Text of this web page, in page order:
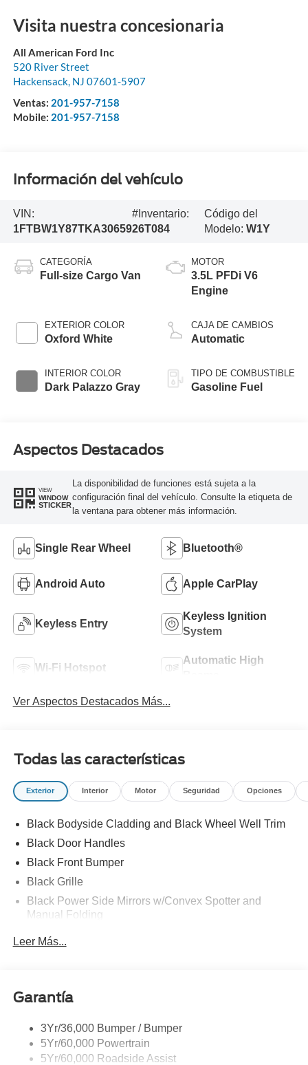
Visita nuestra concesionaria
All American Ford Inc
520 River Street
Hackensack, NJ 07601-5907
Ventas: 201-957-7158
Mobile: 201-957-7158
Información del vehículo
VIN:
1FTBW1Y87TKA30659
#Inventario:
26T084
Código del
Modelo:W1Y
CATEGORÍA
Full-size Cargo Van
EXTERIOR COLOR
Oxford White
INTERIOR COLOR
Dark Palazzo Gray
MOTOR
3.5L PFDi V6
Engine
CAJA DE CAMBIOS
Automatic
TIPO DE COMBUSTIBLE
Gasoline Fuel
Aspectos Destacados
VIEW
WINDOW
STICKER
La disponibilidad de funciones está sujeta a la
configuración final del vehículo. Consulte la etiqueta de
la ventana para obtener más información.
Single Rear Wheel Bluetooth®
Android Auto Apple CarPlay
Keyless Entry
Keyless Ignition
System
Wi-Fi Hotspot
Automatic High
Ver Aspectos Destacados Más...
Todas las características
Exterior Interior Motor Seguridad Opciones
Black Bodyside Cladding and Black Wheel Well Trim
Black Door Handles
Black Front Bumper
Black Grille
Black Power Side Mirrors w/Convex Spotter and
Manual Folding
Black Rear Bumper w/1 Tow Hook
Halogen Auto High-Beam Headlamps w/Delay-Off
Fully Galvanized Steel Panels
Headlights-Automatic Highbeams
Leer Más...
Garantía
3Yr/36,000 Bumper / Bumper
5Yr/60,000 Powertrain
5Yr/60,000 Roadside Assist